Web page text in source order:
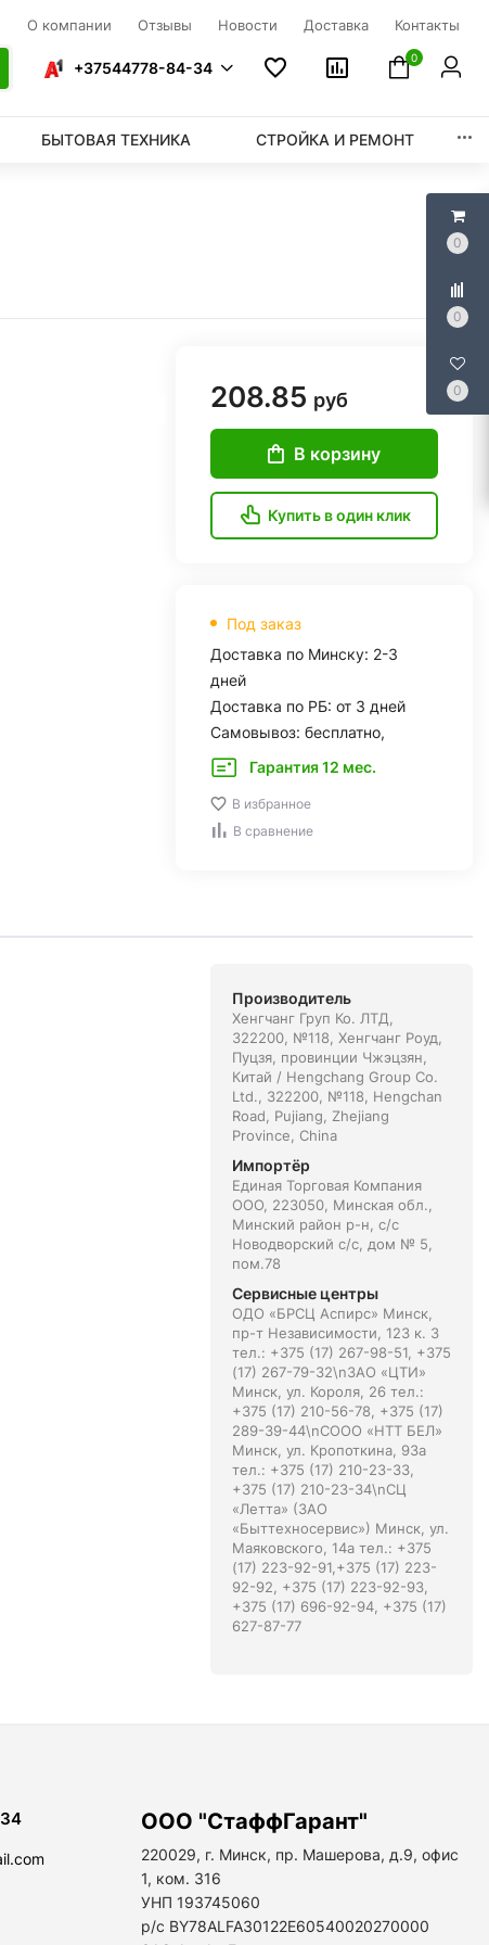
0
0
0
О компании Отзывы Новости Доставка Контакты
+37544778-84-34
0
БЫТОВАЯ ТЕХНИКА СТРОЙКА И РЕМОНТ
208.85 руб
В корзину
Купить в один клик
Под заказ
Доставка по Минску: 2-3
дней
Доставка по РБ: от 3 дней
Самовывоз: бесплатно,
Гарантия 12 мес.
В избранное
В сравнение
Производитель
Хенгчанг Груп Ко. ЛТД,
322200, №118, Хенгчанг Роуд,
Пуцзя, провинции Чжэцзян,
Китай / Hengchang Group Co.
Ltd., 322200, №118, Hengchan
Road, Pujiang, Zhejiang
Province, China
Импортёр
Единая Торговая Компания
ООО, 223050, Минская обл.,
Минский район р-н, с/с
Новодворский с/с, дом № 5,
пом.78
Сервисные центры
ОДО «БРСЦ Аспирс» Минск,
пр-т Независимости, 123 к. 3
тел.: +375 (17) 267-98-51, +375
(17) 267-79-32\nЗАО «ЦТИ»
Минск, ул. Короля, 26 тел.:
+375 (17) 210-56-78, +375 (17)
289-39-44\nСООО «НТТ БЕЛ»
Минск, ул. Кропоткина, 93а
тел.: +375 (17) 210-23-33,
+375 (17) 210-23-34\nСЦ
«Летта» (ЗАО
«Быттехносервис») Минск, ул.
Маяковского, 14а тел.: +375
(17) 223-92-91,+375 (17) 223-
92-92, +375 (17) 223-92-93,
+375 (17) 696-92-94, +375 (17)
627-87-77
ООО "СтаффГарант"
220029, г. Минск, пр. Машерова, д.9, офис
1, ком. 316
УНП 193745060
р/с BY78ALFA30122E60540020270000